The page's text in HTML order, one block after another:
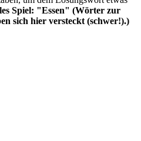
Spiel: "Essen" (Wörter zur
sich hier versteckt (schwer!).)